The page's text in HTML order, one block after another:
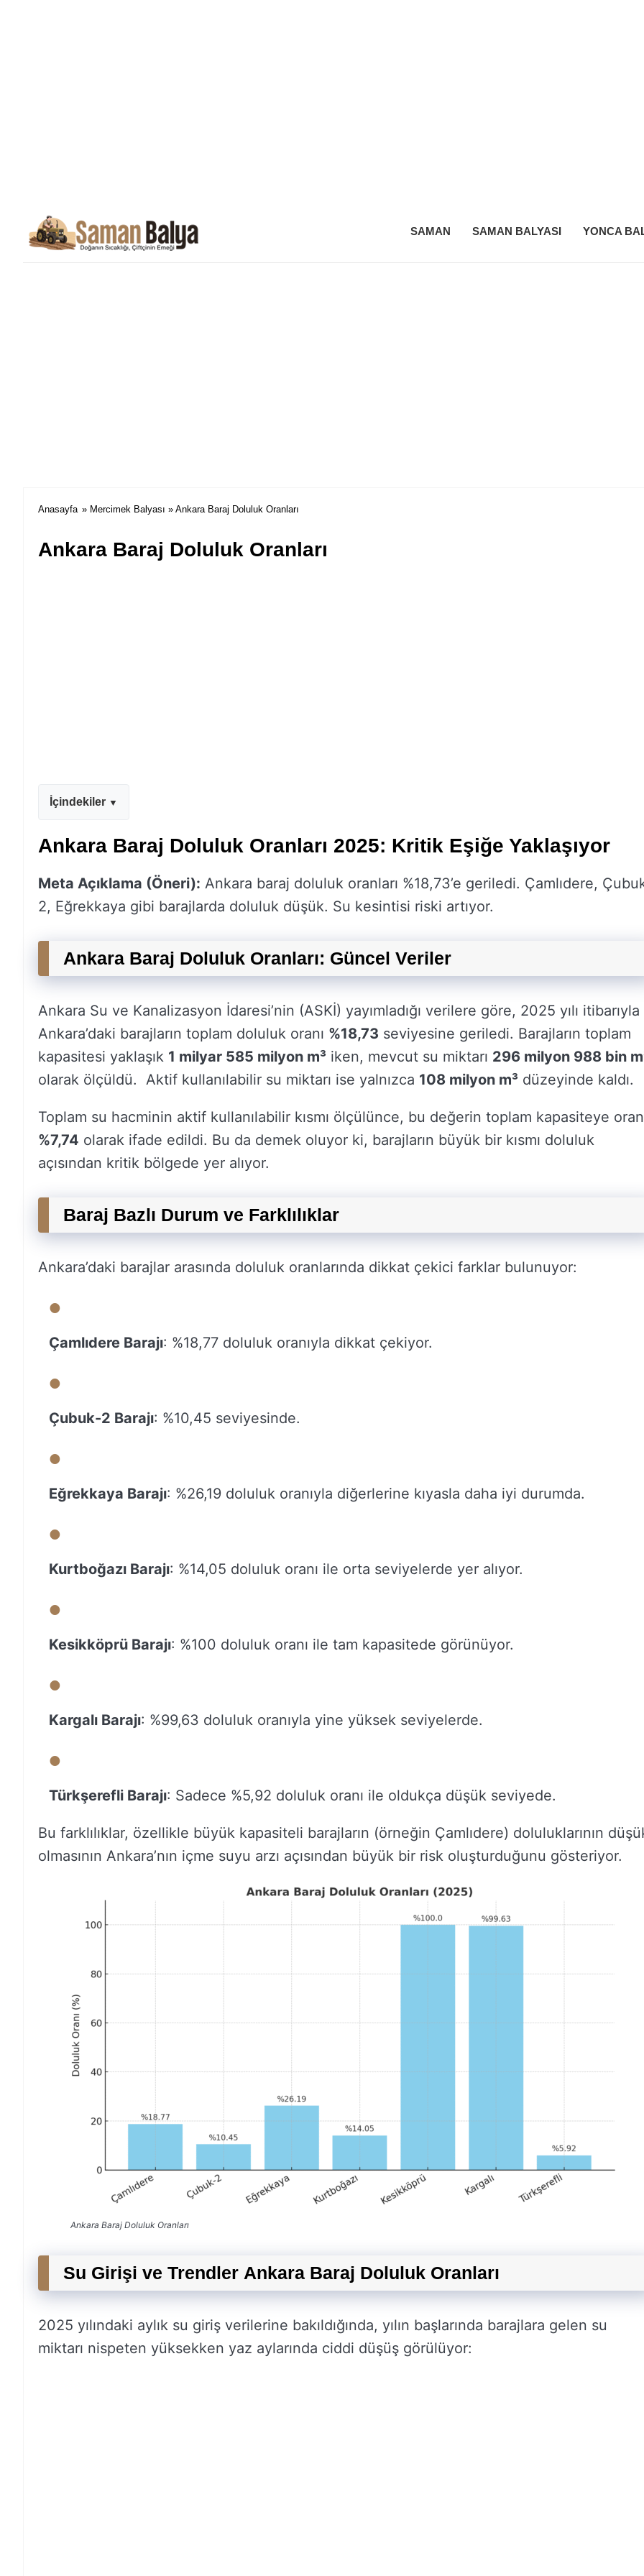
Saman Balyası
SAMAN SAMAN BALYASI YONCA
Anasayfa » Mercimek Balyası » Ankara Baraj Doluluk Oranları
Ankara Baraj Doluluk Oranları
İçindekiler
Ankara Baraj Doluluk Oranları 2025: Kritik Eşiğe Yaklaşıyor
Meta Açıklama (Öneri): Ankara baraj doluluk oranları %18,73’e geriledi. Çamlıdere,
2, Eğrekkaya gibi barajlarda doluluk düşük. Su kesintisi riski artıyor.
Ankara Baraj Doluluk Oranları: Güncel Veriler
Ankara Su ve Kanalizasyon İdaresi’nin (ASKİ) yayımladığı verilere göre, 2025 yılı itibarıyla
Ankara’daki barajların toplam doluluk oranı %18,73 seviyesine geriledi. Barajların toplam
kapasitesi yaklaşık 1 milyar 585 milyon m³ iken, mevcut su miktarı 296 milyon 988 bin
olarak ölçüldü. Aktif kullanılabilir su miktarı ise yalnızca 108 milyon m³ düzeyinde kaldı.
Toplam su hacminin aktif kullanılabilir kısmı ölçülünce, bu değerin toplam kapasiteye
%7,74 olarak ifade edildi. Bu da demek oluyor ki, barajların büyük bir kısmı doluluk
açısından kritik bölgede yer alıyor.
Baraj Bazlı Durum ve Farklılıklar
Ankara’daki barajlar arasında doluluk oranlarında dikkat çekici farklar bulunuyor:
Çamlıdere Barajı: %18,77 doluluk oranıyla dikkat çekiyor.
Çubuk-2 Barajı: %10,45 seviyesinde.
Eğrekkaya Barajı: %26,19 doluluk oranıyla diğerlerine kıyasla daha iyi durumda.
Kurtboğazı Barajı: %14,05 doluluk oranı ile orta seviyelerde yer alıyor.
Kesikköprü Barajı: %100 doluluk oranı ile tam kapasitede görünüyor.
Kargalı Barajı: %99,63 doluluk oranıyla yine yüksek seviyelerde.
Türkşerefli Barajı: Sadece %5,92 doluluk oranı ile oldukça düşük seviyede.
Bu farklılıklar, özellikle büyük kapasiteli barajların (örneğin Çamlıdere) doluluklarının
olmasının Ankara’nın içme suyu arzı açısından büyük bir risk oluşturduğunu gösteriyor.
Ankara Baraj Doluluk Oranları
Su Girişi ve Trendler Ankara Baraj Doluluk Oranları
2025 yılındaki aylık su giriş verilerine bakıldığında, yılın başlarında barajlara gelen su
miktarı nispeten yüksekken yaz aylarında ciddi düşüş görülüyor: